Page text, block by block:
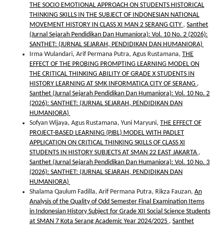
THE SOCIO EMOTIONAL APPROACH ON STUDENTS HISTORICAL
THINKING SKILLS IN THE SUBJECT OF INDONESIAN NATIONAL
MOVEMENT HISTORY IN CLASS XI MAN 2 SERANG CITY , Santhet
(Jurnal Sejarah Pendidikan Dan Humaniora): Vol. 10 No. 2 (2026):
SANTHET: (JURNAL SEJARAH, PENDIDIKAN DAN HUMANIORA)
Irma Wulandari, Arif Permana Putra, Agus Rustamana, THE
EFFECT OF THE PROBING PROMPTING LEARNING MODEL ON
THE CRITICAL THINKING ABILITY OF GRADE X STUDENTS IN
HISTORY LEARNING AT SMK INFORMATICA CITY OF SERANG ,
Santhet (Jurnal Sejarah Pendidikan Dan Humaniora): Vol. 10 No. 2
(2026): SANTHET: (JURNAL SEJARAH, PENDIDIKAN DAN
HUMANIORA)
Sofyan Wijaya, Agus Rustamana, Yuni Maryuni, THE EFFECT OF
PROJECT-BASED LEARNING (PJBL) MODEL WITH PADLET
APPLICATION ON CRITICAL THINKING SKILLS OF CLASS XI
STUDENTS IN HISTORY SUBJECTS AT SMAN 22 EAST JAKARTA ,
Santhet (Jurnal Sejarah Pendidikan Dan Humaniora): Vol. 10 No. 3
(2026): SANTHET: (JURNAL SEJARAH, PENDIDIKAN DAN
HUMANIORA)
Shalama Qaulum Fadilla, Arif Permana Putra, Rikza Fauzan, An
Analysis of the Quality of Odd Semester Final Examination Items
in Indonesian History Subject for Grade XII Social Science Students
at SMAN 7 Kota Serang Academic Year 2024/2025 , Santhet